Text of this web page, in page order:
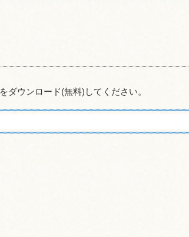
をダウンロード(無料)してください。